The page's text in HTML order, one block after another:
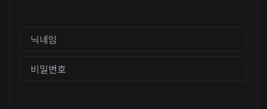
닉네임
비밀번호